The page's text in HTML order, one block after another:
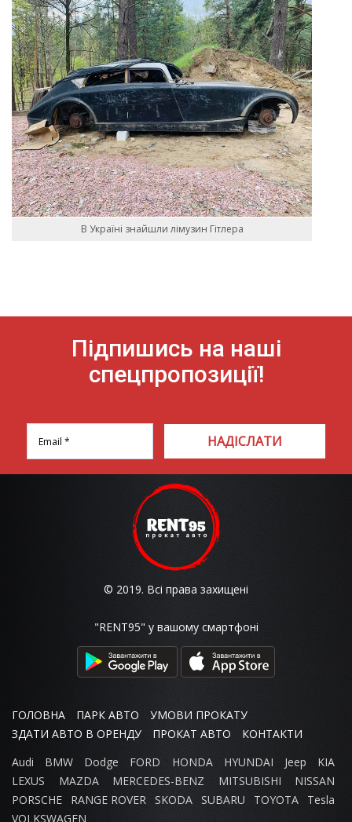
В Україні знайшли лімузин Гітлера
Підпишись на наші
спецпропозиції!
НАДІСЛАТИ
© 2019. Всі права захищені
"RENT95" у вашому смартфоні
ГОЛОВНА ПАРК АВТО
УМОВИ ПРОКАТУ
ЗДАТИ АВТО В ОРЕНДУ
ПРОКАТ АВТО
КОНТАКТИ
Audi
BMW Dodge FORD HONDA HYUNDAI Jeep
KIA
LEXUS
MAZDA MERCEDES-BENZ MITSUBISHI
NISSAN
PORSCHE
RANGE ROVER SKODA SUBARU TOYOTA
Tesla
VOLKSWAGEN